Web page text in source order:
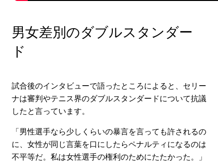
男女差別のダブルスタンダー
ド
試合後のインタビューで語ったところによると、セリー
ナは審判やテニス界のダブルスタンダードについて抗議
したと言っています。
「男性選手なら少しくらいの暴言を言っても許されるの
に、女性が同じ言葉を口にしたらペナルティになるのは
不平等だ。私は女性選手の権利のためにたたかった。」